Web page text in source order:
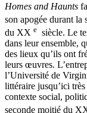
Homes and Haunts
son apogée durant
du XX e siècle. Le
dans leur ensemble,
des lieux qu’ils ont
leurs œuvres.
l’Université de
littéraire jusqu’ici
contexte social,
seconde moitié du